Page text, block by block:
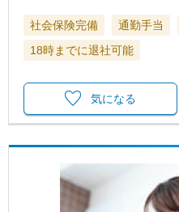
社会保険完備 通勤手当
18時までに退社可能
気になる